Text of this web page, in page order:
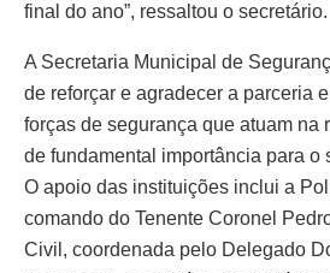
final do ano”, ressaltou o secretário.
A Secretaria Municipal de
de reforçar e agradecer a parceria
forças de segurança que atuam na
de fundamental importância para o
O apoio das instituições inclui a
comando do Tenente Coronel
Civil, coordenada pelo Delegado